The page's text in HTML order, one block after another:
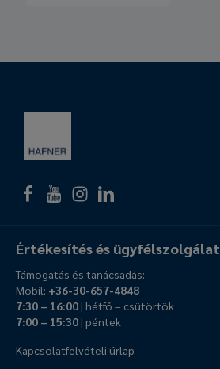
Értékesítés és ügyfélszolgálat
Támogatás és tanácsadás:
Mobil: +36-30-657-4848
7:30 – 16:00| hétfő – csütörtök
7:00 – 15:30| péntek
Kapcsolatfelvételi űrlap